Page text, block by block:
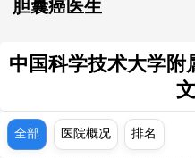
胆囊癌医生
中国科学技术大学附
全部 医院概况 排名